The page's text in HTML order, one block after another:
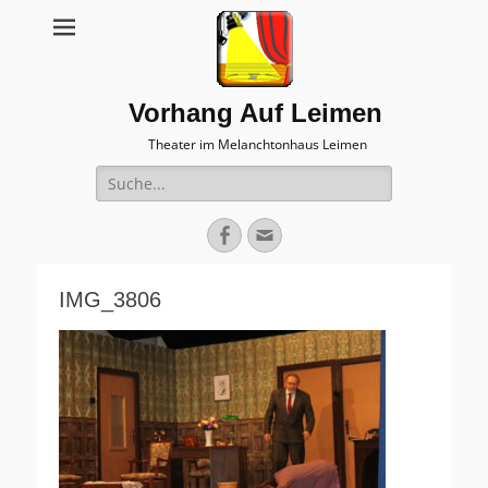
Vorhang Auf Leimen
Theater im Melanchtonhaus Leimen
Suche
nach:
Facebook
E-
Mail
IMG_3806